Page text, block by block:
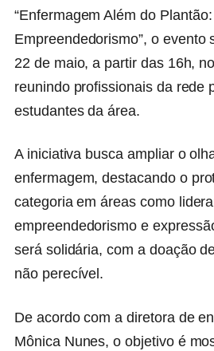
“Enfermagem Além do
Empreendedorismo”, o evento
22 de maio, a partir das 16h,
reunindo profissionais da rede
estudantes da área.
A iniciativa busca ampliar o
enfermagem, destacando o
categoria em áreas como
empreendedorismo e
será solidária, com a doação
não perecível.
De acordo com a diretora de
Mônica Nunes, o objetivo é